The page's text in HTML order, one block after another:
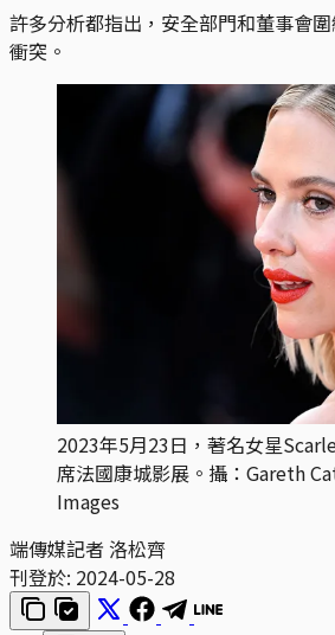
許多分析都指出，安全部門和董事會
衝突。
2023年5月23日，著名女星
席法國康城影展。攝：Gareth
Images
端傳媒記者 洛松齊
刊登於: 2024-05-28